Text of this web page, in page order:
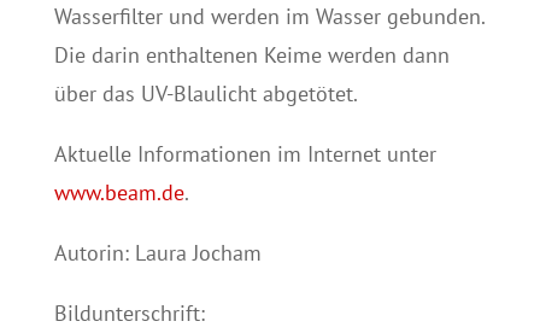
Wasserfilter und werden im Wasser gebunden.
Die darin enthaltenen Keime werden dann
über das UV-Blaulicht abgetötet.
Aktuelle Informationen im Internet unter
www.beam.de.
Autorin: Laura Jocham
Bildunterschrift: